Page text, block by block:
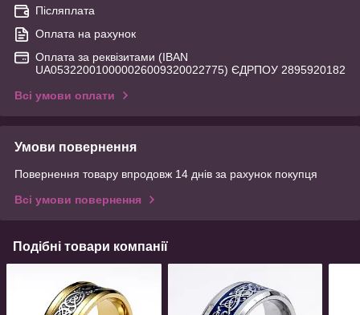
Післяплата
Оплата на рахунок
Оплата за реквізитами (IBAN
UA053220010000026009320022775) ЄДРПОУ 2895920182
Всі умови оплати
Умови повернення
Повернення товару впродовж 14 днів за рахунок покупця
Всі умови повернення
Подібні товари компанії